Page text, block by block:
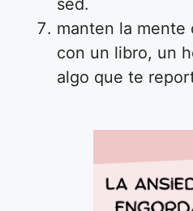
manten la mente
con un libro, un
algo que te